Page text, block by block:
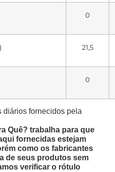
0
21,5
0
diários fornecidos pela
Quê? trabalha para que
fornecidas estejam
como os fabricantes
de seus produtos sem
verificar o rótulo